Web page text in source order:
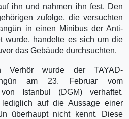
ihn und nahmen ihn fest. Den
zufolge, die versuchten
in einen Minibus der Anti-
wurde, handelte es sich um die
das Gebäude durchsuchten.
Verhör wurde der TAYAD-
am 23. Februar vom
von Istanbul (DGM) verhaftet.
auf die Aussage einer
überhaupt nicht kennt. Diese